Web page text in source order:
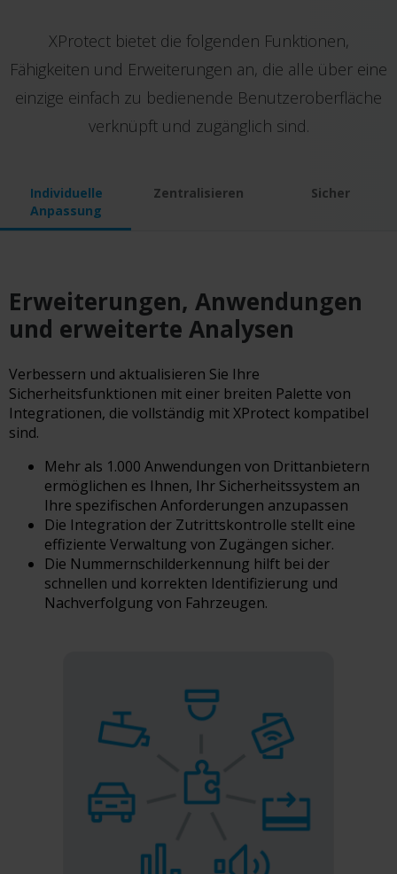
XProtect bietet die folgenden Funktionen,
Fähigkeiten und Erweiterungen an, die alle über eine
einzige einfach zu bedienende Benutzeroberfläche
verknüpft und zugänglich sind.
Individuelle
Anpassung
Zentralisieren Sicher
Erweiterungen, Anwendungen
und erweiterte Analysen
Verbessern und aktualisieren Sie Ihre
Sicherheitsfunktionen mit einer breiten Palette von
Integrationen, die vollständig mit XProtect kompatibel
sind.
Mehr als 1.000 Anwendungen von Drittanbietern
ermöglichen es Ihnen, Ihr Sicherheitssystem an
Ihre spezifischen Anforderungen anzupassen
Die Integration der Zutrittskontrolle stellt eine
effiziente Verwaltung von Zugängen sicher.
Die Nummernschilderkennung hilft bei der
schnellen und korrekten Identifizierung und
Nachverfolgung von Fahrzeugen.